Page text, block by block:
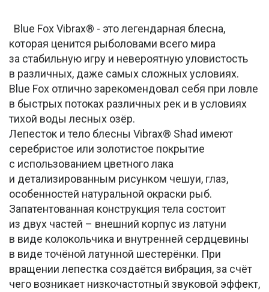
Blue Fox Vibrax® - это легендарная блесна,
которая ценится рыболовами всего мира
за стабильную игру и невероятную уловистость
в различных, даже самых сложных условиях.
Blue Fox отлично зарекомендовал себя при ловле
в быстрых потоках различных рек и в условиях
тихой воды лесных озёр.
Лепесток и тело блесны Vibrax® Shad имеют
серебристое или золотистое покрытие
с использованием цветного лака
и детализированным рисунком чешуи, глаз,
особенностей натуральной окраски рыб.
Запатентованная конструкция тела состоит
из двух частей – внешний корпус из латуни
в виде колокольчика и внутренней сердцевины
в виде точёной латунной шестерёнки. При
вращении лепестка создаётся вибрация, за счёт
чего возникает низкочастотный звуковой эффект,